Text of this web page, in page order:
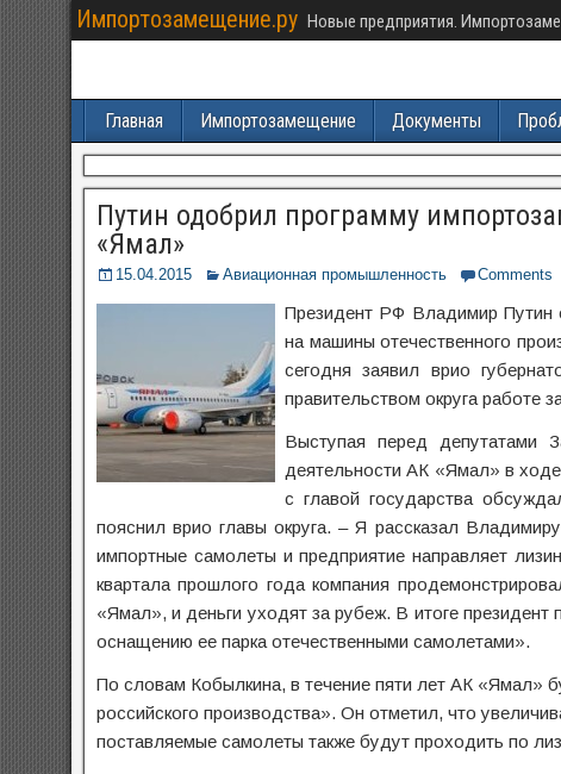
Импортозамещение.ру Новые предприятия.
Главная Импортозамещение Документы
Путин одобрил программу
«Ямал»
15.04.2015 Авиационная промышленность Comments
Президент РФ Владимир Путин
на машины отечественного
сегодня заявил врио
правительством округа работе
Выступая перед депутатами
деятельности АК «Ямал» в
с главой государства
пояснил врио главы округа. – Я рассказал
импортные самолеты и предприятие направляет
квартала прошлого года компания
«Ямал», и деньги уходят за рубеж. В итоге
оснащению ее парка отечественными самолетами».
По словам Кобылкина, в течение пяти лет АК «Ямал»
российского производства». Он отметил, что
поставляемые самолеты также будут проходить по